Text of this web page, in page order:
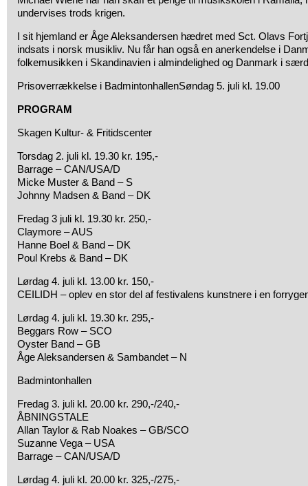
undervises trods krigen.
I sit hjemland er Åge Aleksandersen hædret med Sct. Olavs
indsats i norsk musikliv. Nu får han også en anerkendelse i
folkemusikken i Skandinavien i almindelighed og Danmark i
Prisoverrækkelse i BadmintonhallenSøndag 5. juli kl. 19.00
PROGRAM
Skagen Kultur- & Fritidscenter
Torsdag 2. juli kl. 19.30 kr. 195,-
Barrage – CAN/USA/D
Micke Muster & Band – S
Johnny Madsen & Band – DK
Fredag 3 juli kl. 19.30 kr. 250,-
Claymore – AUS
Hanne Boel & Band – DK
Poul Krebs & Band – DK
Lørdag 4. juli kl. 13.00 kr. 150,-
CEILIDH – oplev en stor del af festivalens kunstnere i en
Lørdag 4. juli kl. 19.30 kr. 295,-
Beggars Row – SCO
Oyster Band – GB
Åge Aleksandersen & Sambandet – N
Badmintonhallen
Fredag 3. juli kl. 20.00 kr. 290,-/240,-
ÅBNINGSTALE
Allan Taylor & Rab Noakes – GB/SCO
Suzanne Vega – USA
Barrage – CAN/USA/D
Lørdag 4. juli kl. 20.00 kr. 325,-/275,-